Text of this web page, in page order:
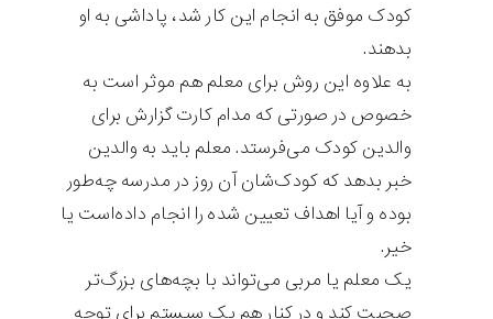
کودک موفق به انجام این کار شد، پاداشی به او
بدهند.
به علاوه این روش برای معلم هم موثر است به
خصوص در صورتی که مدام کارت گزارش برای
والدین کودک می‌فرستد. معلم باید به والدین
خبر بدهد که کودک‌شان آن روز در مدرسه چه‌طور
بوده و آیا اهداف تعیین شده را انجام داده‌است یا
خیر.
یک معلم یا مربی می‌تواند با بچه‌های بزرگ‌تر
صحبت کند و در کنار هم یک سیستم برای توجه